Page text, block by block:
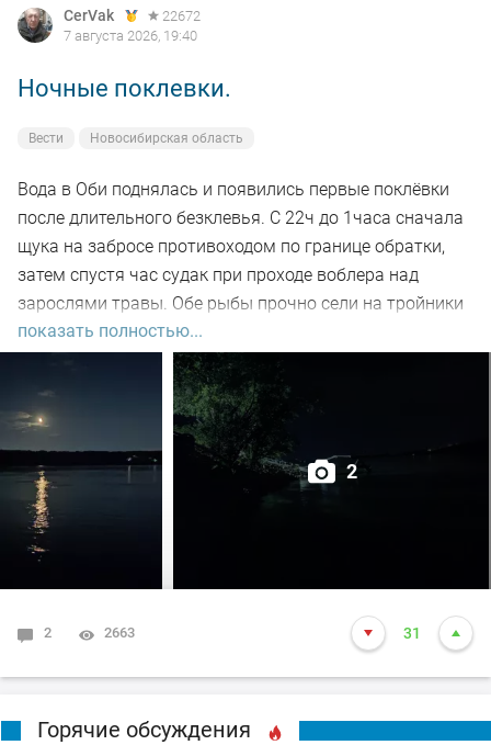
CerVak
22672
7 августа 2026, 19:40
Ночные поклевки.
Вести Новосибирская область
Вода в Оби поднялась и появились первые поклёвки
после длительного безклевья. С 22ч до 1часа сначала
щука на забросе противоходом по границе обратки,
затем спустя час судак при проходе воблера над
зарослями травы. Обе рыбы прочно сели на тройники
и при чистке оказались с пустыми желудками. Ждем
дальнейших поклёвок.
показать полностью...
2
2 2663 31
Горячие обсуждения